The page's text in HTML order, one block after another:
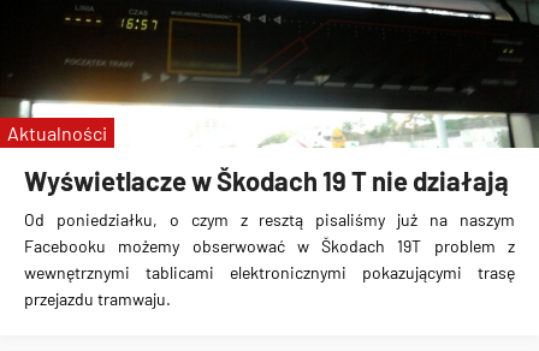
Wyświetlacze w Škodach 19 T nie działają
Od poniedziałku, o czym z resztą pisaliśmy już na naszym
Facebooku możemy obserwować wŠkodach 19T problem z
wewnętrznymi tablicami elektronicznymi pokazującymi trasę
przejazdu tramwaju.
Aktualności